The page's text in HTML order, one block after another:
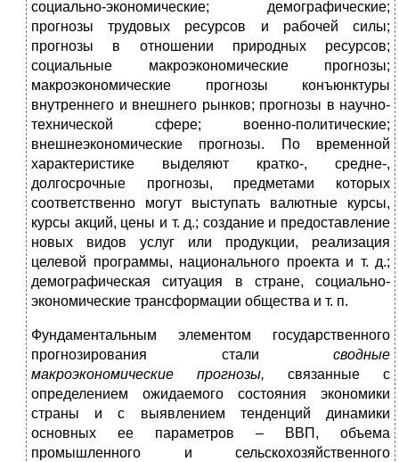
социально-экономические; демографические;
прогнозы трудовых ресурсов и рабочей силы;
прогнозы в отношении природных ресурсов;
социальные макроэкономические прогнозы;
макроэкономические прогнозы конъюнктуры
внутреннего и внешнего рынков; прогнозы в научно-
технической сфере; военно-политические;
внешнеэкономические прогнозы. По временной
характеристике выделяют кратко-, средне-,
долгосрочные прогнозы, предметами которых
соответственно могут выступать валютные курсы,
курсы акций, цены и т. д.; создание и предоставление
новых видов услуг или продукции, реализация
целевой программы, национального проекта и т. д.;
демографическая ситуация в стране, социально-
экономические трансформации общества и т. п.
Фундаментальным элементом государственного
прогнозирования стали сводные
макроэкономические прогнозы, связанные с
определением ожидаемого состояния экономики
страны и с выявлением тенденций динамики
основных ее параметров – ВВП, объема
промышленного и сельскохозяйственного